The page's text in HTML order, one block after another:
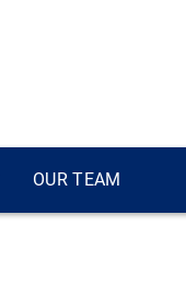
OUR TEAM